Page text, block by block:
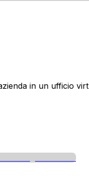
in un ufficio